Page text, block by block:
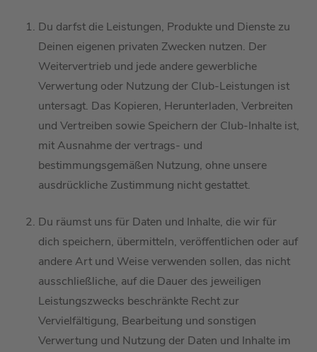
Du darfst die Leistungen, Produkte und Dienste zu
Deinen eigenen privaten Zwecken nutzen. Der
Weitervertrieb und jede andere gewerbliche
Verwertung oder Nutzung der Club-Leistungen ist
untersagt. Das Kopieren, Herunterladen, Verbreiten
und Vertreiben sowie Speichern der Club-Inhalte ist,
mit Ausnahme der vertrags- und
bestimmungsgemäßen Nutzung, ohne unsere
ausdrückliche Zustimmung nicht gestattet.
Du räumst uns für Daten und Inhalte, diewir für
dich speichern, übermitteln, veröffentlichen oder auf
andere Art und Weise verwenden sollen, das nicht
ausschließliche, auf die Dauer des jeweiligen
Leistungszwecks beschränkte Recht zur
Vervielfältigung, Bearbeitung und sonstigen
Verwertung und Nutzung der Daten und Inhalte im